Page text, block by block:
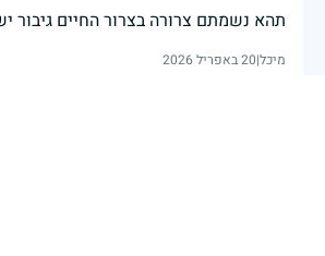
תהא נשמתם צרורה בצרור החיים גיבור
מיכל|20 באפריל 2026